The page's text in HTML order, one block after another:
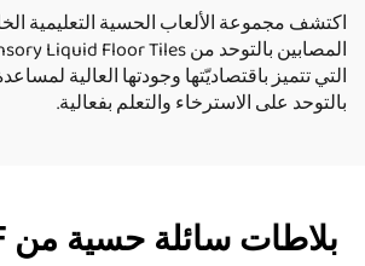
اكتشف مجموعة الألعاب الحسية التعليمية
التي تتميز باقتصاديّتها وجودتها العالية
بالتوحد على الاسترخاء والتعلم بفعالية.